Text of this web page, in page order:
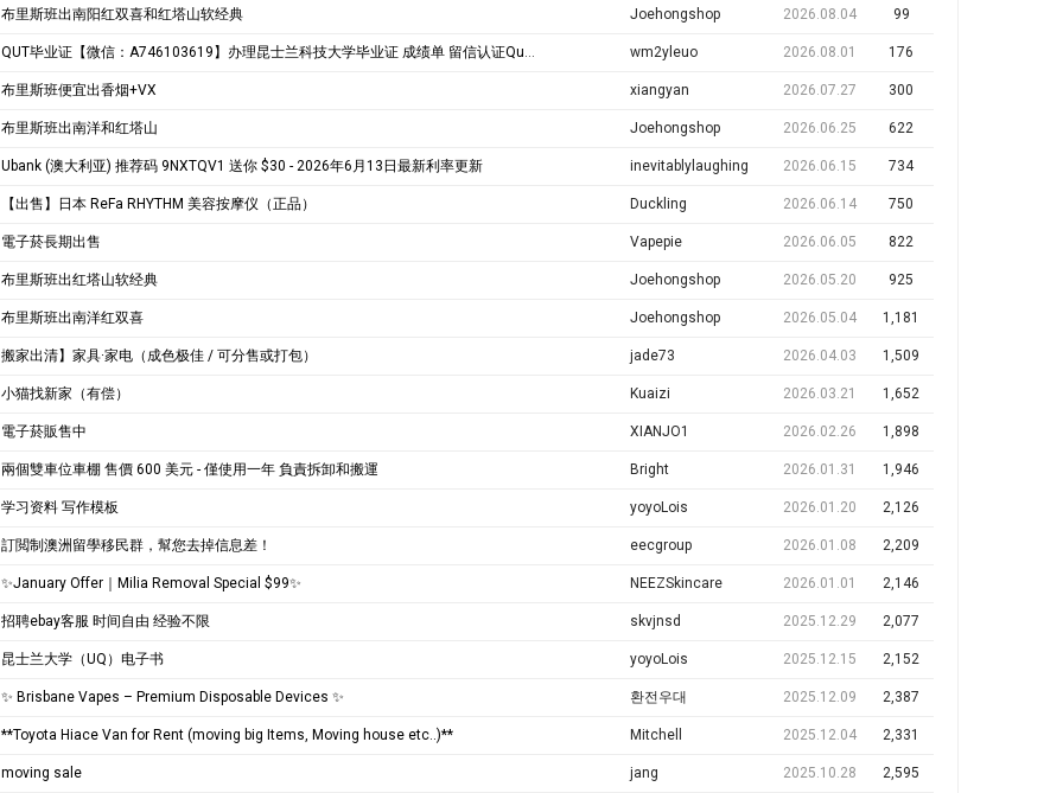
布里斯班出南阳红双喜和红塔山软经典 Joehongshop 2026.08.04 99
QUT毕业证【微信：A746103619】办理昆士兰科技大学毕业证 成绩单 留信认证Queensland University of Technology diploma wm2yleuo 2026.08.01 176
布里斯班便宜出香烟+VX xiangyan 2026.07.27 300
布里斯班出南洋和红塔山 Joehongshop 2026.06.25 622
Ubank (澳大利亚) 推荐码 9NXTQV1 送你 $30 - 2026年6月13日最新利率更新 inevitablylaughing 2026.06.15 734
【出售】日本 ReFa RHYTHM 美容按摩仪（正品） Duckling 2026.06.14 750
電子菸長期出售 Vapepie 2026.06.05 822
布里斯班出红塔山软经典 Joehongshop 2026.05.20 925
布里斯班出南洋红双喜 Joehongshop 2026.05.04 1,181
搬家出清】家具·家电（成色极佳 / 可分售或打包） jade73 2026.04.03 1,509
小猫找新家（有偿） Kuaizi 2026.03.21 1,652
電子菸販售中 XIANJO1 2026.02.26 1,898
兩個雙車位車棚 售價 600 美元 - 僅使用一年 負責拆卸和搬運 Bright 2026.01.31 1,946
学习资料 写作模板 yoyoLois 2026.01.20 2,126
訂閲制澳洲留學移民群，幫您去掉信息差！ eecgroup 2026.01.08 2,209
✨January Offer｜Milia Removal Special $99✨ NEEZSkincare 2026.01.01 2,146
招聘ebay客服 时间自由 经验不限 skvjnsd 2025.12.29 2,077
昆士兰大学（UQ）电子书 yoyoLois 2025.12.15 2,152
✨ Brisbane Vapes – Premium Disposable Devices ✨ 환전우대 2025.12.09 2,387
**Toyota Hiace Van for Rent (moving big Items, Moving house etc..)** Mitchell 2025.12.04 2,331
moving sale jang 2025.10.28 2,595